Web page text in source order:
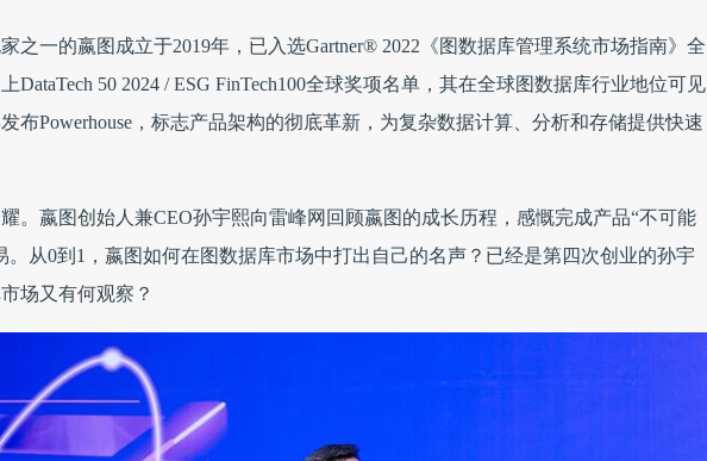
之一的嬴图成立于2019年，已入选Gartner® 2022《图数据库管理系统市场指南》全
DataTech 50 2024 / ESG FinTech100全球奖项名单，其在全球图数据库行业地位可见
布Powerhouse，标志产品架构的彻底革新，为复杂数据计算、分析和存储提供快速
。嬴图创始人兼CEO孙宇熙向雷峰网回顾嬴图的成长历程，感慨完成产品“不可能
。从0到1，嬴图如何在图数据库市场中打出自己的名声？已经是第四次创业的孙宇
场又有何观察？